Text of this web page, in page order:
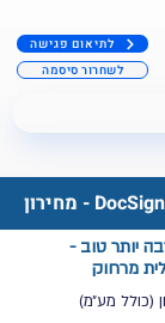
לתיאום פגישה
לשחרור סיסמה
יותר טוב -
מרחוק
(כולל מע״מ)